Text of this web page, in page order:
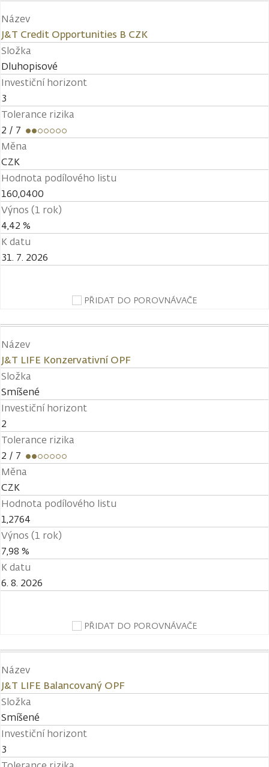
Název
J&T Credit Opportunities B CZK
Složka
Dluhopisové
Investiční horizont
3
Tolerance rizika
2 / 7
Měna
CZK
Hodnota podílového listu
160,0400
Výnos (1 rok)
4,42 %
K datu
31. 7. 2026
PŘIDAT DO POROVNÁVAČE
Název
J&T LIFE Konzervativní OPF
Složka
Smíšené
Investiční horizont
2
Tolerance rizika
2 / 7
Měna
CZK
Hodnota podílového listu
1,2764
Výnos (1 rok)
7,98 %
K datu
6. 8. 2026
PŘIDAT DO POROVNÁVAČE
Název
J&T LIFE Balancovaný OPF
Složka
Smíšené
Investiční horizont
3